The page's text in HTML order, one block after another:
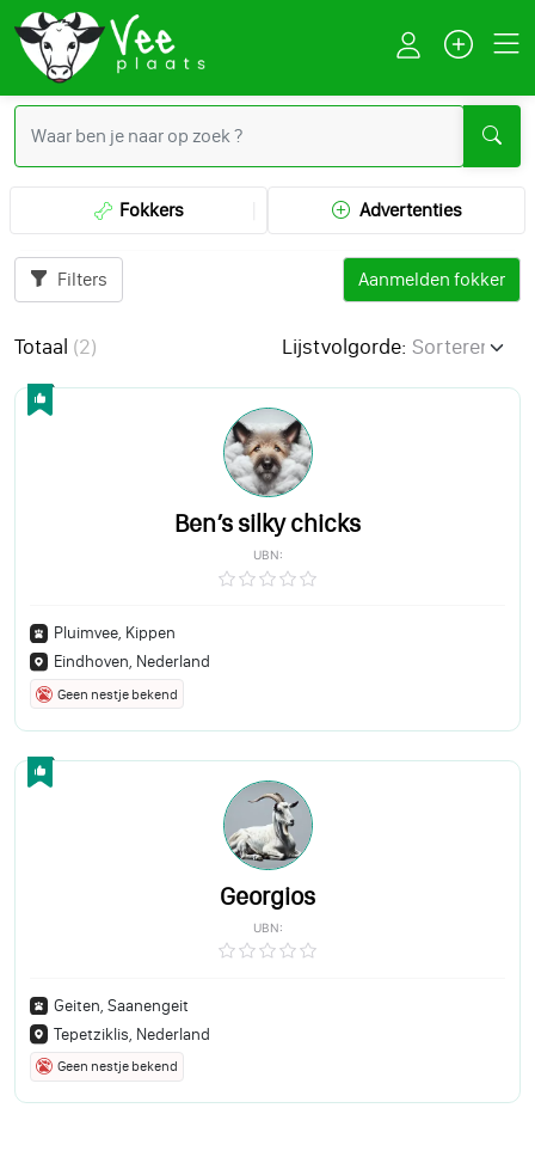
Fokkers Advertenties
Filters Aanmelden fokker
Totaal (2) Lijstvolgorde:
Ben’s silky chicks
UBN:
Pluimvee, Kippen
Eindhoven, Nederland
Geen nestje bekend
Georgios
UBN:
Geiten, Saanengeit
Tepetziklis, Nederland
Geen nestje bekend